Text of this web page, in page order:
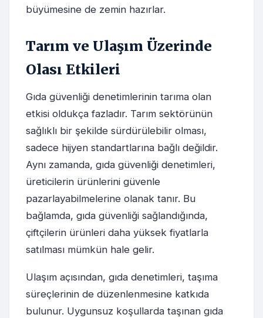
büyümesine de zemin hazırlar.
Tarım ve Ulaşım Üzerinde
Olası Etkileri
Gıda güvenliği denetimlerinin tarıma olan
etkisi oldukça fazladır. Tarım sektörünün
sağlıklı bir şekilde sürdürülebilir olması,
sadece hijyen standartlarına bağlı değildir.
Aynı zamanda, gıda güvenliği denetimleri,
üreticilerin ürünlerini güvenle
pazarlayabilmelerine olanak tanır. Bu
bağlamda, gıda güvenliği sağlandığında,
çiftçilerin ürünleri daha yüksek fiyatlarla
satılması mümkün hale gelir.
Ulaşım açısından, gıda denetimleri, taşıma
süreçlerinin de düzenlenmesine katkıda
bulunur. Uygunsuz koşullarda taşınan gıda